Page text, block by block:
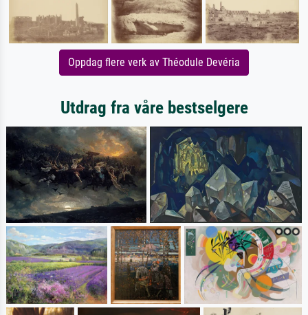
Oppdag flere verk av Théodule Devéria
Utdrag fra våre bestselgere